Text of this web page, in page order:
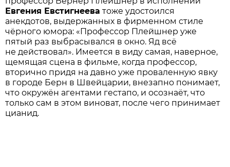
Евгения Евстигнеева тоже удостоился
анекдотов, выдержанных в фирменном стиле
чёрного юмора: «Профессор Плейшнер уже
пятый раз выбрасывался в окно. Яд всё
не действовал». Имеется в виду самая, наверное,
щемящая сцена в фильме, когда профессор,
вторично придя на давно уже проваленную явку
в городе Берн в Швейцарии, внезапно понимает,
что окружён агентами гестапо, и осознаёт, что
только сам в этом виноват, после чего принимает
цианид.